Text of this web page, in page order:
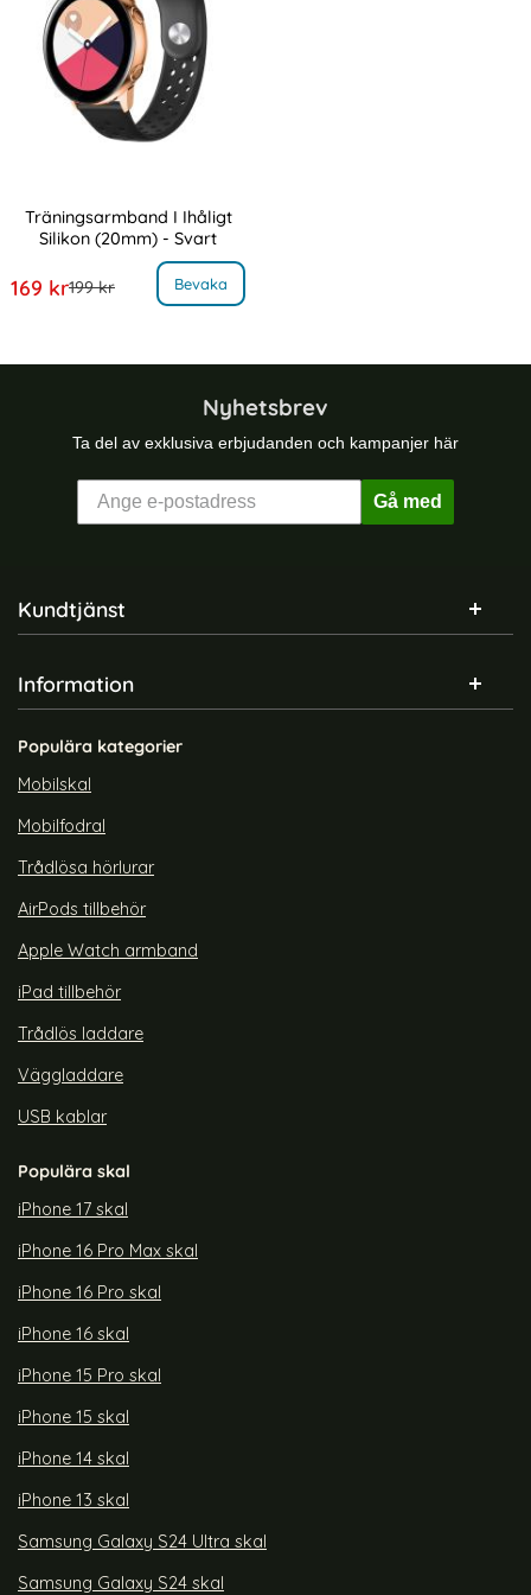
Träningsarmband I Ihåligt
Silikon (20mm) - Svart
rea pris
169 krtidigare pris
199 kr Bevaka
, Träningsarmband I Ihåligt Silikon (20mm) - Svart
Nyhetsbrev
Ta del av exklusiva erbjudanden och kampanjer här
Gå med
Sidfot Blandad info och länkar
Kundtjänst
Information
Populära kategorier
Mobilskal
Mobilfodral
Trådlösa hörlurar
AirPods tillbehör
Apple Watch armband
iPad tillbehör
Trådlös laddare
Väggladdare
USB kablar
Populära skal
iPhone 17 skal
iPhone 16 Pro Max skal
iPhone 16 Pro skal
iPhone 16 skal
iPhone 15 Pro skal
iPhone 15 skal
iPhone 14 skal
iPhone 13 skal
Samsung Galaxy S24 Ultra skal
Samsung Galaxy S24 skal